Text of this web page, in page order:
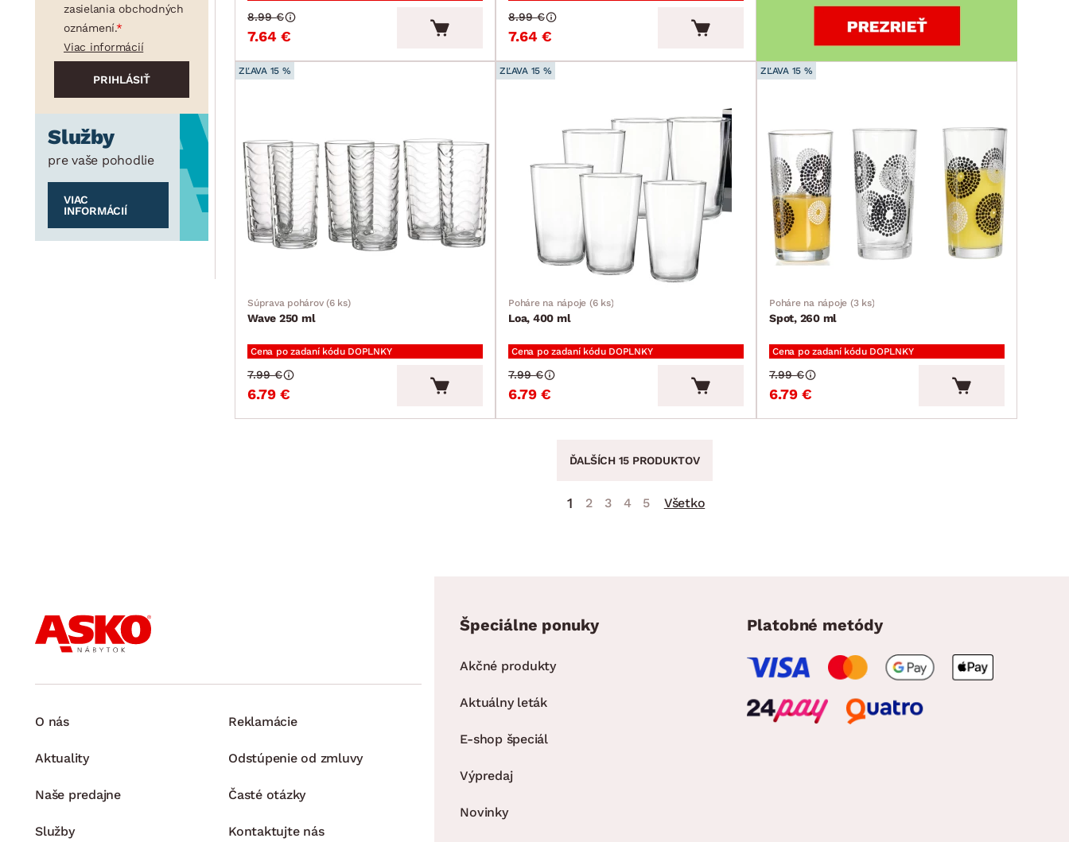
zasielania obchodných
oznámení.
Viac informácií
Služby
pre vaše pohodlie
VIAC
INFORMÁCIÍ
7.64 €
8.99 €
7.64 €
8.99 €
ZĽAVA 15 %
Súprava pohárov (6 ks)
Wave 250 ml
Cena po zadaní kódu DOPLNKY
6.79 €
7.99 €
ZĽAVA 15 %
Poháre na nápoje (6 ks)
Loa, 400 ml
Cena po zadaní kódu DOPLNKY
6.79 €
7.99 €
ZĽAVA 15 %
Poháre na nápoje (3 ks)
Spot, 260 ml
Cena po zadaní kódu DOPLNKY
6.79 €
7.99 €
ĎALŠÍCH 15 PRODUKTOV
1 2 3 4 5 Všetko
O nás
Aktuality
Naše predajne
Služby
Reklamácie
Odstúpenie od zmluvy
Časté otázky
Kontaktujte nás
Špeciálne ponuky
Akčné produkty
Aktuálny leták
E-shop špeciál
Výpredaj
Novinky
Platobné metódy